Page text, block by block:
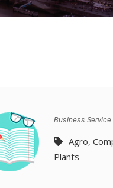
Business Service
Agro,
Plant